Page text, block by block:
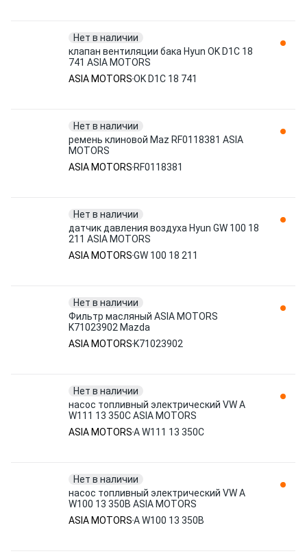
Нет в наличии
клапан вентиляции бака Hyun OK D1C 18
741 ASIA MOTORS
ASIA MOTORSOK D1C 18 741
Нет в наличии
ремень клиновой Maz RF0118381 ASIA
MOTORS
ASIA MOTORS RF0118381
Нет в наличии
датчик давления воздуха Hyun GW 100 18
211 ASIA MOTORS
ASIA MOTORSGW 100 18 211
Нет в наличии
Фильтр масляный ASIA MOTORS
K71023902 Mazda
ASIA MOTORS K71023902
Нет в наличии
насос топливный электрический VW A
W111 13 350C ASIA MOTORS
ASIA MOTORSA W111 13 350C
Нет в наличии
насос топливный электрический VW A
W100 13 350B ASIA MOTORS
ASIA MOTORSA W100 13 350B